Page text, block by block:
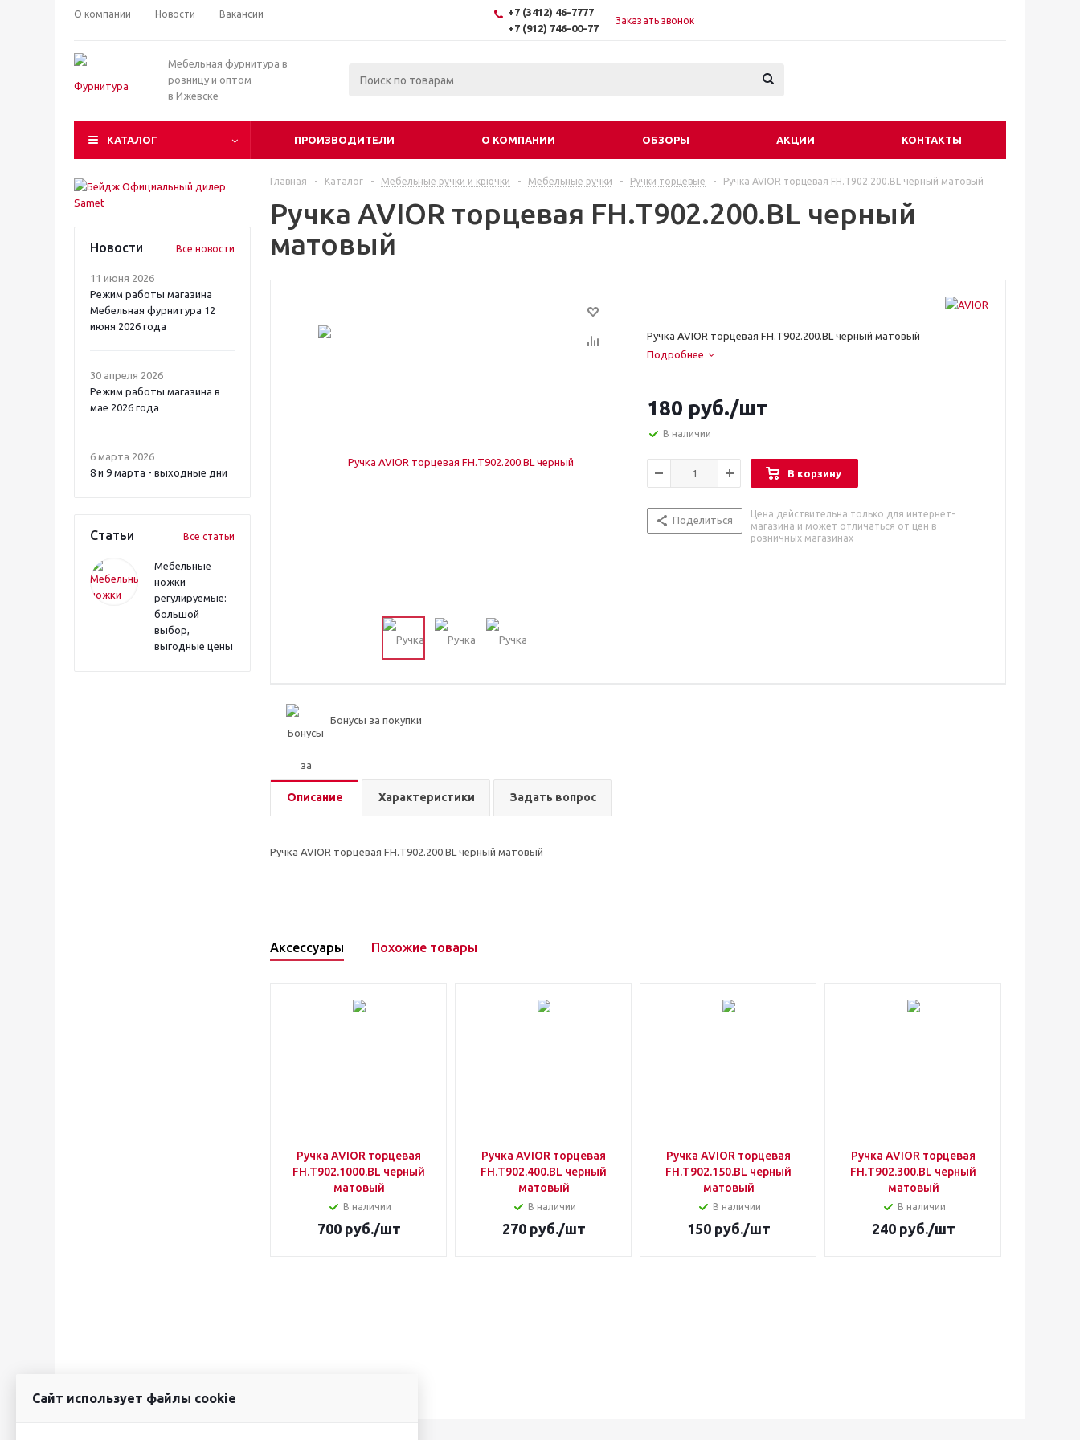
О компании Новости Вакансии
+7 (3412) 46-7777
+7 (912) 746-00-77
Заказать звонок
Мебельная фурнитура в
розницу и оптом
в Ижевске
КАТАЛОГ ПРОИЗВОДИТЕЛИ О КОМПАНИИ ОБЗОРЫ АКЦИИ КОНТАКТЫ
Новости Все новости
11 июня 2026
Режим работы магазина
Мебельная фурнитура 12
июня 2026 года
30 апреля 2026
Режим работы магазина в
мае 2026 года
6 марта 2026
8 и 9 марта - выходные дни
Статьи Все статьи
Мебельные
ножки
регулируемые:
большой
выбор,
выгодные цены
Главная - Каталог - Мебельные ручки и крючки - Мебельные ручки - Ручки торцевые - Ручка AVIOR торцевая FH.Т902.200.BL черный матовый
Ручка AVIOR торцевая FH.Т902.200.BL черный
матовый
Ручка AVIOR торцевая FH.Т902.200.BL черный матовый
Подробнее
180 руб./шт
В наличии
В корзину
Поделиться
Цена действительна только для интернет-
магазина и может отличаться от цен в
розничных магазинах
Бонусы за покупки
Описание Характеристики Задать вопрос
Ручка AVIOR торцевая FH.Т902.200.BL черный матовый
Аксессуары Похожие товары
Ручка AVIOR торцевая
FH.Т902.1000.BL черный
матовый
В наличии
700руб./шт
Ручка AVIOR торцевая
FH.Т902.400.BL черный
матовый
В наличии
270руб./шт
Ручка AVIOR торцевая
FH.Т902.150.BL черный
матовый
В наличии
150руб./шт
Ручка AVIOR торцевая
FH.Т902.300.BL черный
матовый
В наличии
240руб./шт
Сайт использует файлы cookie